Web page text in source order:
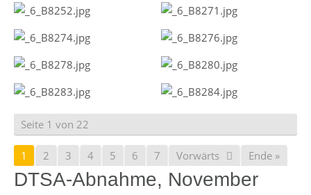
Seite 1 von 22
1 2 3 4 5 6 7 Vorwärts Ende »
DTSA-Abnahme, November